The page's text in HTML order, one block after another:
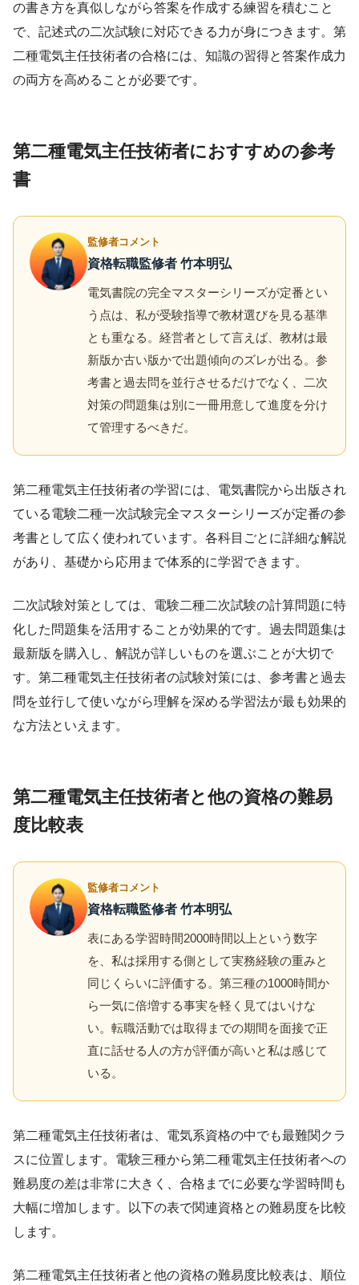
の書き方を真似しながら答案を作成する練習を積むこと
で、記述式の二次試験に対応できる力が身につきます。第
二種電気主任技術者の合格には、知識の習得と答案作成力
の両方を高めることが必要です。
第二種電気主任技術者におすすめの参考
書
監修者コメント
資格転職監修者 竹本明弘
電気書院の完全マスターシリーズが定番とい
う点は、私が受験指導で教材選びを見る基準
とも重なる。経営者として言えば、教材は最
新版か古い版かで出題傾向のズレが出る。参
考書と過去問を並行させるだけでなく、二次
対策の問題集は別に一冊用意して進度を分け
て管理するべきだ。
第二種電気主任技術者の学習には、電気書院から出版され
ている電験二種一次試験完全マスターシリーズが定番の参
考書として広く使われています。各科目ごとに詳細な解説
があり、基礎から応用まで体系的に学習できます。
二次試験対策としては、電験二種二次試験の計算問題に特
化した問題集を活用することが効果的です。過去問題集は
最新版を購入し、解説が詳しいものを選ぶことが大切で
す。第二種電気主任技術者の試験対策には、参考書と過去
問を並行して使いながら理解を深める学習法が最も効果的
な方法といえます。
第二種電気主任技術者と他の資格の難易
度比較表
監修者コメント
資格転職監修者 竹本明弘
表にある学習時間2000時間以上という数字
を、私は採用する側として実務経験の重みと
同じくらいに評価する。第三種の1000時間か
ら一気に倍増する事実を軽く見てはいけな
い。転職活動では取得までの期間を面接で正
直に話せる人の方が評価が高いと私は感じて
いる。
第二種電気主任技術者は、電気系資格の中でも最難関クラ
スに位置します。電験三種から第二種電気主任技術者への
難易度の差は非常に大きく、合格までに必要な学習時間も
大幅に増加します。以下の表で関連資格との難易度を比較
します。
第二種電気主任技術者と他の資格の難易度比較表は、順位